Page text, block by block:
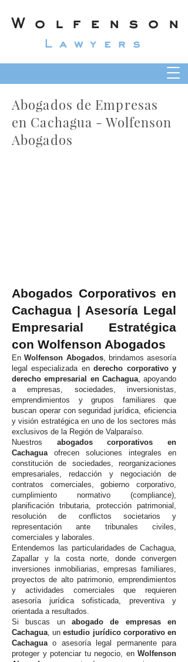
Wolfenson
Lawyers
Abogados de Empresas
en Cachagua - Wolfenson
Abogados
Abogados Corporativos en
Cachagua | Asesoría Legal
Empresarial Estratégica
con Wolfenson Abogados
EnWolfenson Abogados, brindamos asesoría
legal especializada enderecho corporativo y
derecho empresarial en Cachagua, apoyando
a empresas, sociedades, inversionistas,
emprendimientos y grupos familiares que
buscan operar con seguridad jurídica, eficiencia
y visión estratégica en uno de los sectores más
exclusivos de la Región de Valparaíso.
Nuestros abogados corporativos en
Cachaguaofrecen soluciones integrales en
constitución de sociedades, reorganizaciones
empresariales, redacción y negociación de
contratos comerciales, gobierno corporativo,
cumplimiento normativo (compliance),
planificación tributaria, protección patrimonial,
resolución de conflictos societarios y
representación ante tribunales civiles,
comerciales y laborales.
Entendemos las particularidades de Cachagua,
Zapallar y la costa norte, donde convergen
inversiones inmobiliarias, empresas familiares,
proyectos de alto patrimonio, emprendimientos
y actividades comerciales que requieren
asesoría jurídica sofisticada, preventiva y
orientada a resultados.
Si buscas un abogado de empresas en
Cachagua, unestudio jurídico corporativo en
Cachaguao asesoría legal permanente para
proteger y potenciar tu negocio, en Wolfenson